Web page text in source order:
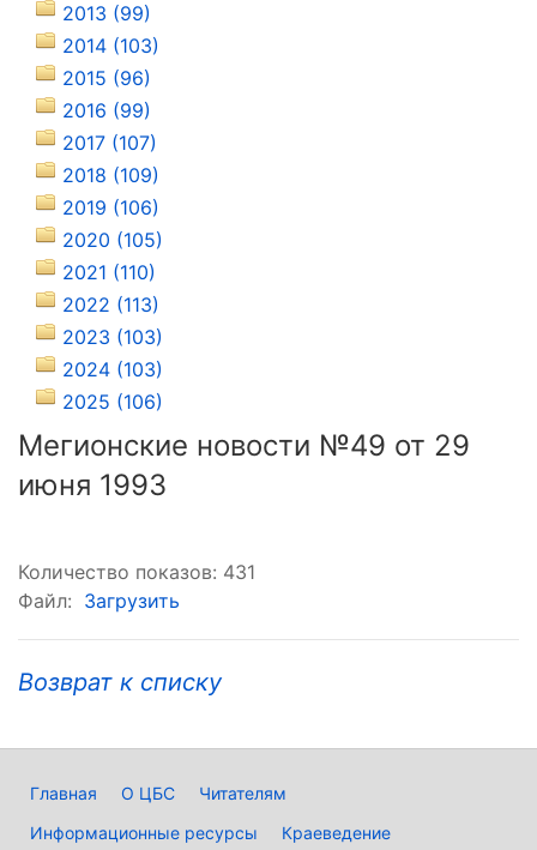
2013 (99)
2014 (103)
2015 (96)
2016 (99)
2017 (107)
2018 (109)
2019 (106)
2020 (105)
2021 (110)
2022 (113)
2023 (103)
2024 (103)
2025 (106)
Мегионские новости №49 от 29
июня 1993
Количество показов: 431
Файл: Загрузить
Возврат к списку
Главная О ЦБС
Читателям
Информационные ресурсы
Краеведение